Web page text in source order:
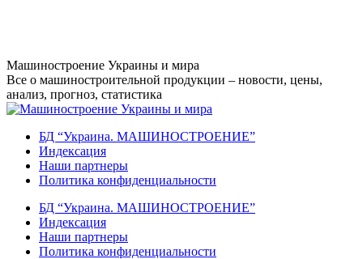
Перейти
к
содержанию
Машиностроение Украины и мира
Все о машиностроительной продукции – новости, цены,
анализ, прогноз, статистика
БД “Украина. МАШИНОСТРОЕНИЕ”
Индекcация
Наши партнеры
Политика конфиденциальности
БД “Украина. МАШИНОСТРОЕНИЕ”
Индекcация
Наши партнеры
Политика конфиденциальности